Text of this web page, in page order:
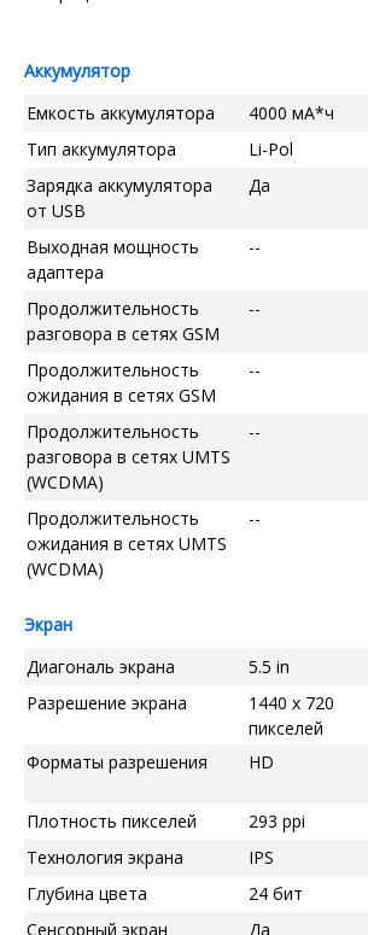
Аккумулятор
Емкость аккумулятора
4000 мА*ч
Тип аккумулятора
Li-Pol
Зарядка аккумулятора
от USB
Да
Выходная мощность
адаптера
--
Продолжительность
разговора в сетях GSM
--
Продолжительность
ожидания в сетях GSM
--
Продолжительность
разговора в сетях UMTS
(WCDMA)
--
Продолжительность
ожидания в сетях UMTS
(WCDMA)
--
Экран
Диагональ экрана
5.5 in
Разрешение экрана
1440 x 720
пикселей
Форматы разрешения
HD
Плотность пикселей
293 ppi
Технология экрана
IPS
Глубина цвета
24 бит
Сенсорный экран
Да